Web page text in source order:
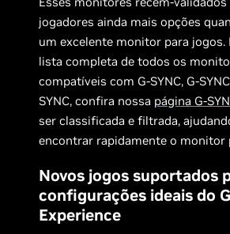
jogadores ainda mais opções
um excelente monitor para jogos.
lista completa de todos os
compatíveis com G-SYNC, G-
SYNC, confira nossa página G-
ser classificada e filtrada,
encontrar rapidamente o monitor
Novos jogos suportados
configurações ideais do
Experience